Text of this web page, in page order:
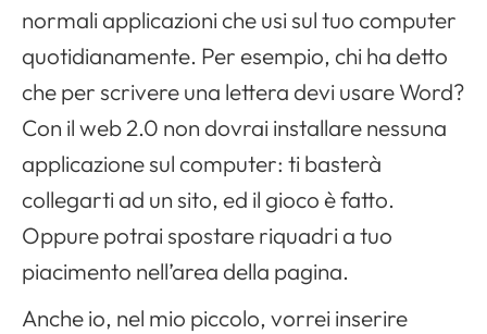
normali applicazioni che usi sul tuo computer
quotidianamente. Per esempio, chi ha detto
che per scrivere una lettera devi usare Word?
Con il web 2.0 non dovrai installare nessuna
applicazione sul computer: ti basterà
collegarti ad un sito, ed il gioco è fatto.
Oppure potrai spostare riquadri a tuo
piacimento nell’area della pagina.
Anche io, nel mio piccolo, vorrei inserire